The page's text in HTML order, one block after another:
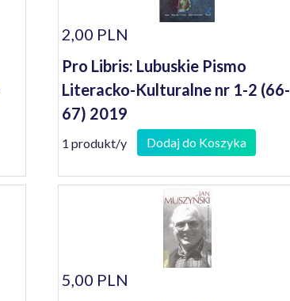
2,00 PLN
Pro Libris: Lubuskie Pismo
Literacko-Kulturalne nr 1-2 (66-
67) 2019
1 produkt/y Dodaj do Koszyka
5,00 PLN